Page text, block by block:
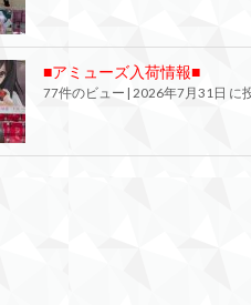
■アミューズ入荷情報■
77件のビュー | 2026年7月31日 に